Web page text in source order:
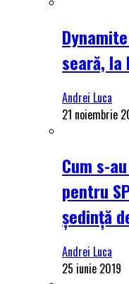
seară, la
Andrei Luca
21 noiembrie
Cum s-
pentru
ședință
Andrei Luca
25 iunie 2019